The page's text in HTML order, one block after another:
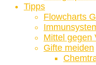
Tipps
Flowcharts
Mittel gegen
Gifte meiden